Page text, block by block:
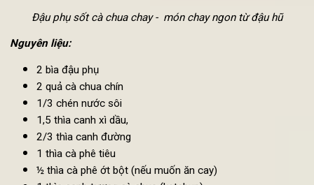
5. Đậu phụ sốt cà chua chay